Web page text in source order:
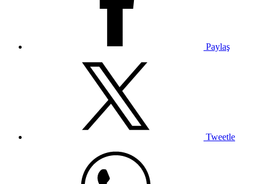
Paylaş
Tweetle